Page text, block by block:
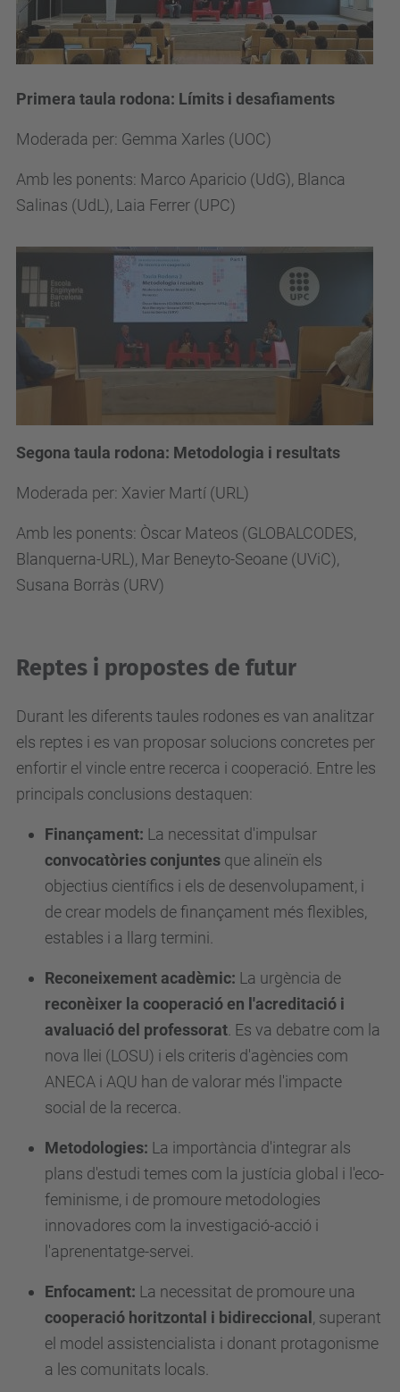
Primera taula rodona: Límits i desafiaments
Moderada per: Gemma Xarles (UOC)
Amb les ponents: Marco Aparicio (UdG), Blanca
Salinas (UdL), Laia Ferrer (UPC)
Segona taula rodona: Metodologia i resultats
Moderada per: Xavier Martí (URL)
Amb les ponents: Òscar Mateos (GLOBALCODES,
Blanquerna-URL), Mar Beneyto-Seoane (UViC),
Susana Borràs (URV)
Reptes i propostes de futur
Durant les diferents taules rodones es van analitzar
els reptes i es van proposar solucions concretes per
enfortir el vincle entre recerca i cooperació. Entre les
principals conclusions destaquen:
Finançament: La necessitat d'impulsar
convocatòries conjuntes que alineïn els
objectius científics i els de desenvolupament, i
de crear models de finançament més flexibles,
estables i a llarg termini.
Reconeixement acadèmic: La urgència de
reconèixer la cooperació en l'acreditació i
avaluació del professorat . Es va debatre com la
nova llei (LOSU) i els criteris d'agències com
ANECA i AQU han de valorar més l'impacte
social de la recerca.
Metodologies: La importància d'integrar als
plans d'estudi temes com la justícia global i l'eco-
feminisme, i de promoure metodologies
innovadores com la investigació-acció i
l'aprenentatge-servei.
Enfocament: La necessitat de promoure una
cooperació horitzontal i bidireccional , superant
el model assistencialista i donant protagonisme
a les comunitats locals.